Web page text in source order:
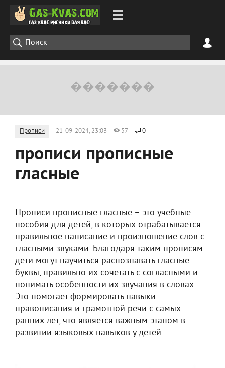
Прописи 21-09-2024, 23:03 57 0
прописи прописные
гласные
Прописи прописные гласные – это учебные
пособия для детей, в которых отрабатывается
правильное написание и произношение слов с
гласными звуками. Благодаря таким прописям
дети могут научиться распознавать гласные
буквы, правильно их сочетать с согласными и
понимать особенности их звучания в словах.
Это помогает формировать навыки
правописания и грамотной речи с самых
ранних лет, что является важным этапом в
развитии языковых навыков у детей.